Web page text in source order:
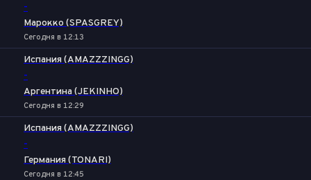
-
Марокко (SPASGREY)
Сегодня в 12:13
Испания (AMAZZZINGG)
-
Аргентина (JEKINHO)
Сегодня в 12:29
Испания (AMAZZZINGG)
-
Германия (TONARI)
Сегодня в 12:45